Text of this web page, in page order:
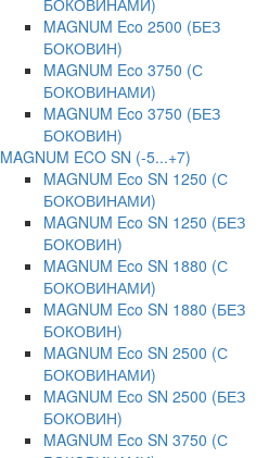
БОКОВИНАМИ)
MAGNUM Eco 2500 (БЕЗ
БОКОВИН)
MAGNUM Eco 3750 (С
БОКОВИНАМИ)
MAGNUM Eco 3750 (БЕЗ
БОКОВИН)
MAGNUM ECO SN (-5...+7)
MAGNUM Eco SN 1250 (С
БОКОВИНАМИ)
MAGNUM Eco SN 1250 (БЕЗ
БОКОВИН)
MAGNUM Eco SN 1880 (С
БОКОВИНАМИ)
MAGNUM Eco SN 1880 (БЕЗ
БОКОВИН)
MAGNUM Eco SN 2500 (С
БОКОВИНАМИ)
MAGNUM Eco SN 2500 (БЕЗ
БОКОВИН)
MAGNUM Eco SN 3750 (С